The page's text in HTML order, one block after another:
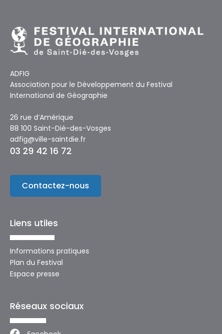
ADFIG
Association pour le Développement du Festival
International de Géographie
26 rue d’Amérique
88 100 Saint-Dié-des-Vosges
adfig@ville-saintdie.fr
03 29 42 16 72
Contactez-nous
Liens utiles
Informations pratiques
Plan du Festival
Espace presse
Réseaux sociaux